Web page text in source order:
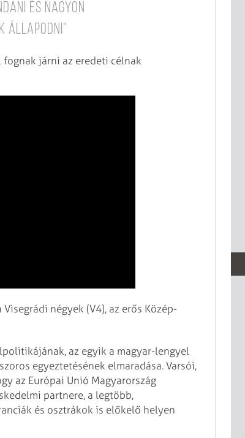
és nagyon
állapodni"
járni az eredeti célnak
négyek (V4), az erős Közép-
az egyik a magyar-lengyel
egyeztetésének elmaradása. Varsói,
az Európai Unió Magyarország
partnere, a legtöbb,
és osztrákok is előkelő helyen